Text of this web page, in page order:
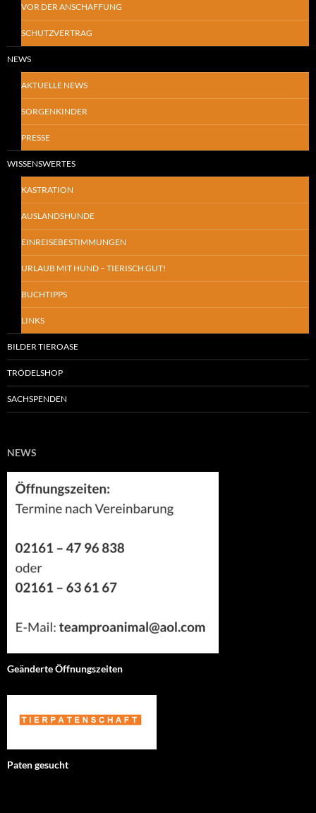
VOR DER ANSCHAFFUNG
SCHUTZVERTRAG
NEWS
AKTUELLE NEWS
SORGENKINDER
PRESSE
WISSENSWERTES
KASTRATION
AUSLANDSHUNDE
EINREISEBESTIMMUNGEN
URLAUB MIT HUND – TIERISCH GUT!
BUCHTIPPS
LINKS
BILDER TIEROASE
TRÖDELSHOP
SACHSPENDEN
NEWS
Geänderte Öffnungszeiten
Paten gesucht